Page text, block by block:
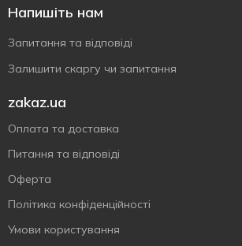
Напишіть нам
Запитання та відповіді
Залишити скаргу чи запитання
zakaz.ua
Оплата та доставка
Питання та відповіді
Оферта
Політика конфіденційності
Умови користування